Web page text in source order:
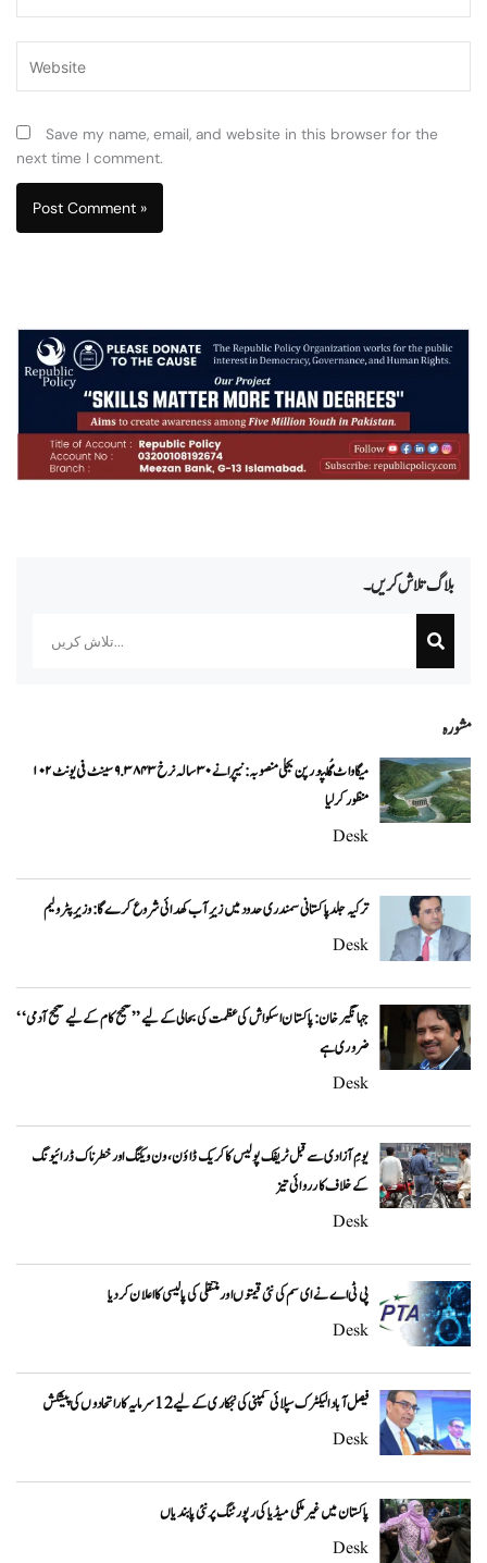
بلاگ تلاش کریں۔
مشورہ
۱۰۲ میگاواٹ گُلپور پن بجلی منصوبہ: نیپرا نے ۳۰ سالہ نرخ ۹.۳۸۴۳ سینٹ فی یونٹ
منظور کر لیا
Desk
ترکیہ جلد پاکستانی سمندری حدود میں زیرِ آب کھدائی شروع کرے گا: وزیرِ پٹرولیم
Desk
جہانگیر خان: پاکستان اسکواش کی عظمت کی بحالی کے لیے ’’صحیح کام کے لیے صحیح آدمی‘‘
ضروری ہے
Desk
یومِ آزادی سے قبل ٹریفک پولیس کا کریک ڈاؤن، ون ویلنگ اور خطرناک ڈرائیونگ
کے خلاف کارروائی تیز
Desk
پی ٹی اے نے ای سم کی نئی قیمتوں اور منتقلی کی پالیسی کا اعلان کردیا
Desk
فیصل آباد الیکٹرک سپلائی کمپنی کی نجکاری کے لیے 12 سرمایہ کار اتحادوں کی پیشکش
Desk
پاکستان میں غیر ملکی میڈیا کی رپورٹنگ پر نئی پابندیاں
Desk
Save my name, email, and website in this browser for the
next time I comment.